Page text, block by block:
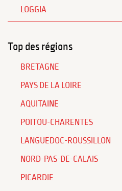
LOGGIA
Top des régions
BRETAGNE
PAYS DE LA LOIRE
AQUITAINE
POITOU-CHARENTES
LANGUEDOC-ROUSSILLON
NORD-PAS-DE-CALAIS
PICARDIE